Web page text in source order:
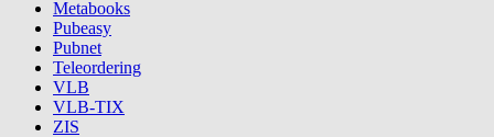
Metabooks
Pubeasy
Pubnet
Teleordering
VLB
VLB-TIX
ZIS